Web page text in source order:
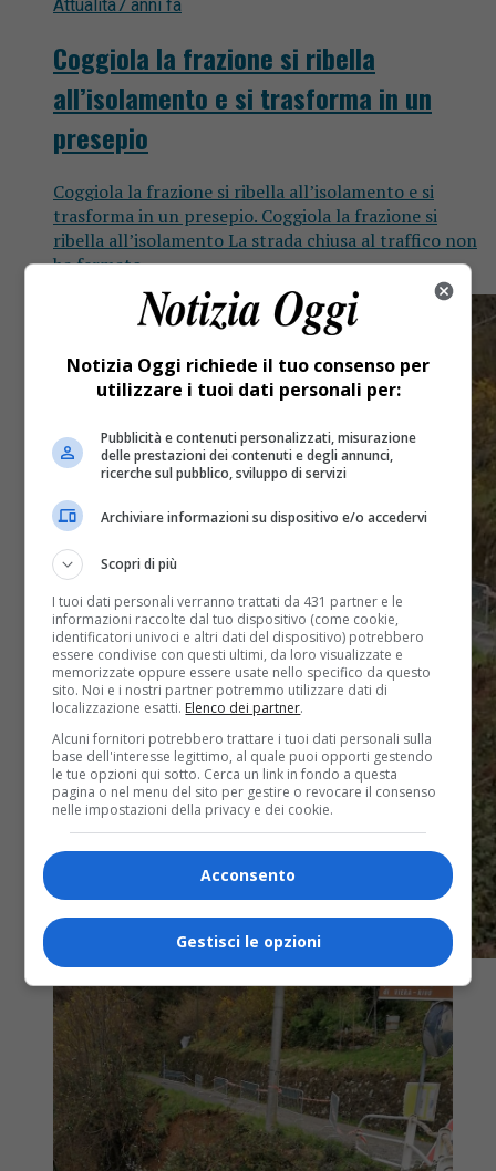
Attualità7 anni fa
Coggiola la frazione si ribella
all’isolamento e si trasforma in un
presepio
Coggiola la frazione si ribella all’isolamento e si
trasforma in un presepio. Coggiola la frazione si
ribella all’isolamento La strada chiusa al traffico non
ha fermato...
Notizia Oggi richiede il tuo consenso per
utilizzare i tuoi dati personali per:
Pubblicità e contenuti personalizzati, misurazione
delle prestazioni dei contenuti e degli annunci,
ricerche sul pubblico, sviluppo di servizi
Archiviare informazioni su dispositivo e/o accedervi
Scopri di più
I tuoi dati personali verranno trattati da 431 partner e le
informazioni raccolte dal tuo dispositivo (come cookie,
identificatori univoci e altri dati del dispositivo) potrebbero
essere condivise con questi ultimi, da loro visualizzate e
memorizzate oppure essere usate nello specifico da questo
sito. Noi e i nostri partner potremmo utilizzare dati di
localizzazione esatti. Elenco dei partner.
Alcuni fornitori potrebbero trattare i tuoi dati personali sulla
base dell'interesse legittimo, al quale puoi opporti gestendo
le tue opzioni qui sotto. Cerca un link in fondo a questa
pagina o nel menu del sito per gestire o revocare il consenso
nelle impostazioni della privacy e dei cookie.
Acconsento
Gestisci le opzioni